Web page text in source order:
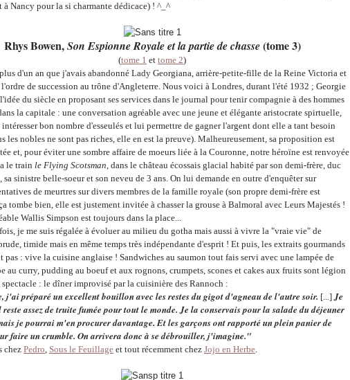
à Nancy pour la si charmante dédicace) ! ^_^
Rhys Bowen,Son Espionne Royale et la partie de chasse(tome 3)
(tome 1 et tome 2)
d'un an que j'avais abandonné Lady Georgiana, arrière-petite-fille de la Reine Victoria et
l'ordre de succession au trône d'Angleterre. Nous voici à Londres, durant l'été 1932 ; Georgie
du siècle en proposant ses services dans le journal pour tenir compagnie à des hommes
la capitale : une conversation agréable avec une jeune et élégante aristocrate spirtuelle,
bon nombre d'esseulés et lui permettre de gagner l'argent dont elle a tant besoin
les nobles ne sont pas riches, elle en est la preuve). Malheureusement, sa proposition est
et, pour éviter une sombre affaire de moeurs liée à la Couronne, notre héroïne est renvoyée
le train le Flying Scotsman, dans le château écossais glacial habité par son demi-frère, duc
sa sinistre belle-soeur et son neveu de 3 ans. On lui demande en outre d'enquêter sur
de meurtres sur divers membres de la famille royale (son propre demi-frère est
tombe bien, elle est justement invitée à chasser la grouse à Balmoral avec Leurs Majestés !
Wallis Simpson est toujours dans la place...
je me suis régalée à évoluer au milieu du gotha mais aussi à vivre la "vraie vie" de
timide mais en même temps très indépendante d'esprit ! Et puis, les extraits gourmands
pas : vive la cuisine anglaise ! Sandwiches au saumon tout fais servi avec une lampée de
au curry, pudding au boeuf et aux rognons, crumpets, scones et cakes aux fruits sont légion
: le dîner improvisé par la cuisinière des Rannoch :
j'ai préparé un excellent bouillon avec les restes du gigot d'agneau de l'autre soir. [...] Je
assez de truite fumée pour tout le monde. Je la conservais pour la salade du déjeuner
je pourrai m'en procurer davantage. Et les garçons ont rapporté un plein panier de
faire un crumble. On arrivera donc à se débrouiller, j'imagine."
chez Pedro, Sous le Feuillage et tout récemment chez Jojo en Herbe.